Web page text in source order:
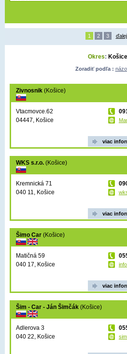
1 2 3 ďalej
Okres: Košice
Zoradiť podľa :
Zivnosnik (Košice)
Vtacmovce.62
04447, Košice
viac
WKS s.r.o. (Košice)
Kremnická 71
040 11, Košice
viac
Šimo Car (Košice)
Matičná 59
040 17, Košice
viac
Šim - Car - Ján Šimčák (Košice)
Adlerova 3
040 22, Košice